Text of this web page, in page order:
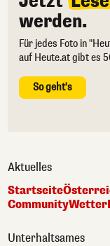
werden.
Für jedes Foto in
auf Heute.at gibt es
So geht's
Aktuelles
Startseite
CommunityWetter
Unterhaltsames